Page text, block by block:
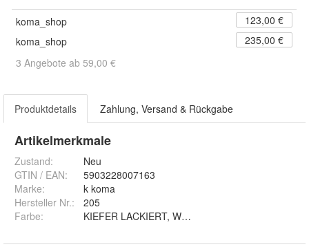
koma_shop
123,00 €
koma_shop
235,00 €
3 Angebote ab 59,00 €
Produktdetails Zahlung, Versand & Rückgabe
Artikelmerkmale
Zustand:
Neu
GTIN / EAN:
5903228007163
Marke:
k koma
Hersteller Nr.:
205
Farbe: